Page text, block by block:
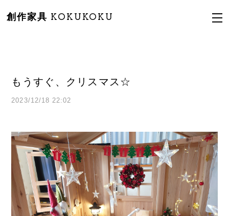
創作家具 KOKUKOKU
もうすぐ、クリスマス☆
2023/12/18 22:02